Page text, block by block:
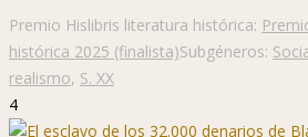
Premio Hislibris literatura histórica:
histórica 2025 (finalista)Subgéneros:
realismo, S. XX
4